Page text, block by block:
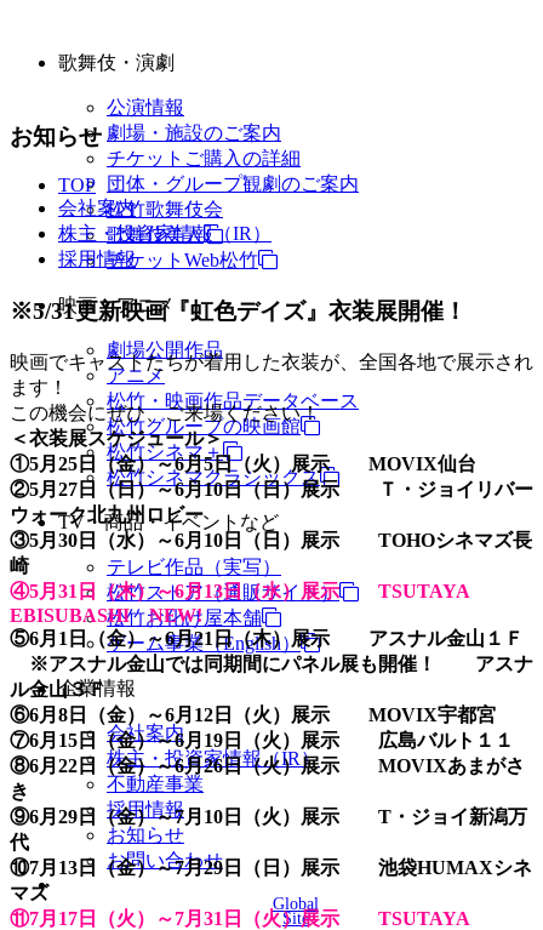
歌舞伎・演劇
公演情報
劇場・施設のご案内
チケットご購入の詳細
団体・グループ観劇のご案内
松竹歌舞伎会
歌舞伎美人
チケットWeb松竹
映画・アニメ
劇場公開作品
アニメ
松竹・映画作品データベース
松竹グループの映画館
松竹シネマ＋
松竹シネマクラシックス
TV・商品・イベントなど
テレビ作品（実写）
松竹ストア（通販サイト）
松竹お化け屋本舗
ゲーム事業（English）
企業情報
会社案内
株主・投資家情報（IR）
不動産事業
採用情報
お知らせ
お問い合わせ
Global
Site
お知らせ
TOP
会社案内
株主・投資家情報（IR）
採用情報
※5/31更新映画『虹色デイズ』衣装展開催！
映画でキャストたちが着用した衣装が、全国各地で展示され
ます！
この機会にぜひ、ご来場ください！
＜衣装展スケジュール＞
①5月25日（金）～6月5日（火）展示 MOVIX仙台
②5月27日（日）～6月10日（日）展示 Ｔ・ジョイリバー
ウォーク北九州ロビー
③5月30日（水）～6月10日（日）展示 TOHOシネマズ長
崎
④5月31日（木）～6月13日（水）展示 TSUTAYA
EBISUBASHI NEW!
⑤6月1日（金）～6月21日（木）展示 アスナル金山１Ｆ
※アスナル金山では同期間にパネル展も開催！ アスナ
ル金山３Ｆ
⑥6月8日（金）～6月12日（火）展示 MOVIX宇都宮
⑦6月15日（金）～6月19日（火）展示 広島バルト１１
⑧6月22日（金）～6月26日（火）展示 MOVIXあまがさ
き
⑨6月29日（金）～7月10日（火）展示 T・ジョイ新潟万
代
⑩7月13日（金）～7月29日（日）展示 池袋HUMAXシネ
マズ
⑪7月17日（火）～7月31日（火）展示 TSUTAYA